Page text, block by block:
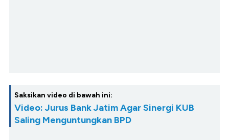
Saksikan video di bawah ini:
Video: Jurus Bank Jatim Agar Sinergi KUB
Saling Menguntungkan BPD